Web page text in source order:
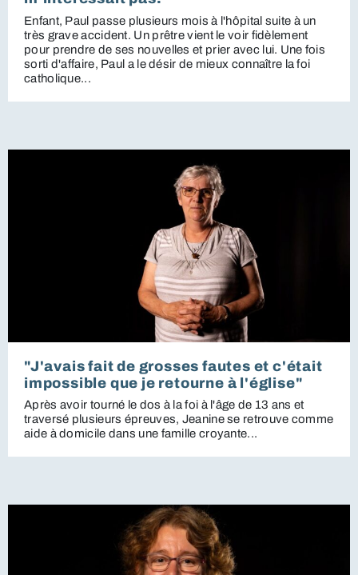
Enfant, Paul passe plusieurs mois à l'hôpital suite à un
très grave accident. Un prêtre vient le voir fidèlement
pour prendre de ses nouvelles et prier avec lui. Une fois
sorti d'affaire, Paul a le désir de mieux connaître la foi
catholique...
"J'avais fait de grosses fautes et c'était
impossible que je retourne à l'église"
Après avoir tourné le dos à la foi à l'âge de 13 ans et
traversé plusieurs épreuves, Jeanine se retrouve comme
aide à domicile dans une famille croyante...